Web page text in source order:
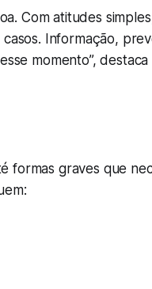
Com atitudes
Informação,
momento”,
formas graves que